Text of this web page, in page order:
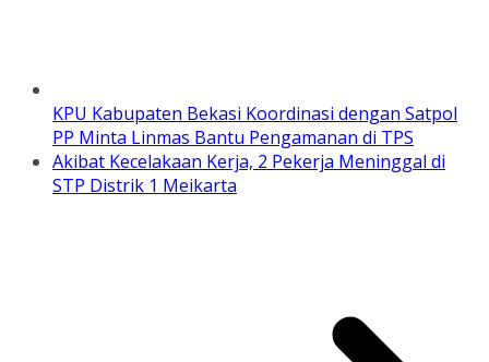
KPU Kabupaten Bekasi Koordinasi dengan Satpol
PP Minta Linmas Bantu Pengamanan di TPS
Akibat Kecelakaan Kerja, 2 Pekerja Meninggal di
STP Distrik 1 Meikarta